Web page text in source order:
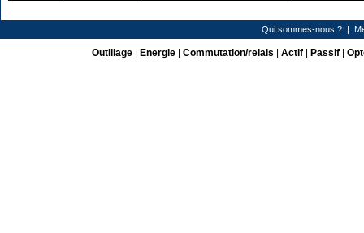
Qui sommes-nous ? |
Outillage| Energie| Commutation/relais Actif| Passif|